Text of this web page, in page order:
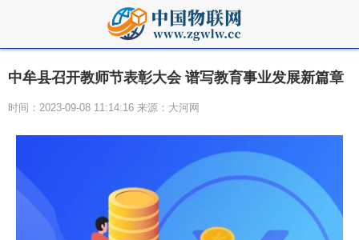
中牟县召开教师节表彰大会 谱写教育事业发展新篇章
时间：2023-09-08 11:14:16 来源：大河网